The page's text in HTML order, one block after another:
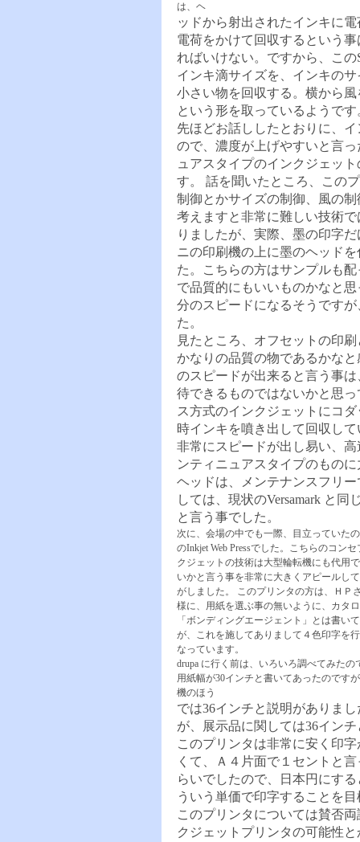
は、ヘ
ッドから射出されたインキに
電荷をかけて回収するという
ればいけない。ですから、こ
インキ滴サイズを、インキの
小さい物を回収する。横から
という形を取っているようです
先ほどお話ししたとおりに、
ので、濃度が上げやすいと言
ュアスタイプのインクジェッ
す。 話を聞いたところ、この
制御とかサイズの制御、風の
考えますと非常に難しい技術
りましたが、実際、墨の印字
ニの印刷機の上に墨のヘッド
た。こちらの方はサンプルも
で品質的にもいいものかなと
分のスピードになるそうです
た。
見たところ、オフセットの印
かなりの品質の物であるかな
のスピードが出来ると言う事
待できるものではないかと思
ス方式のインクジェットにコ
時インキを噴き出して回収し
非常にスピードが出し易い、
ンティニュアスタイプのもの
ヘッドは、メンテナンスフリ
しては、現状のVersamark と
と言う事でした。
次に、会場の中でも一際、目立っていた
のInkjet Web Pressでした。こちらのコン
クジェットの技術は大型輪転機にも代用
いかと言う事を非常に大きくアピールし
がしました。 このプリンタの方は、ＨＰ
様に、用紙を選ぶ事の無いように、カタ
「ボンディングエージェント」とは書い
が、これを施してありまして４色印字を
なっています。
drupa に行く前は、いろいろ調べてみたの
用紙幅が30インチと書いてあったのです
機のほう
では36インチと説明がありま
が、展示品に関しては36イン
このプリンタは非常に安く印
くて、Ａ４片面で１セントと
らいでしたので、日本円にす
ういう単価で印字することを
このプリンタについては賛否
クジェットプリンタの可能性